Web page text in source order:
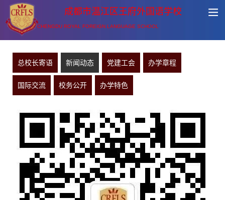
成都市温江区王府外国语学校
CHENGDU ROYAL FOREIGN LANGUAGE SCHOOL
总校长寄语 新闻动态 党建工会 办学章程
国际交流 校务公开 办学特色